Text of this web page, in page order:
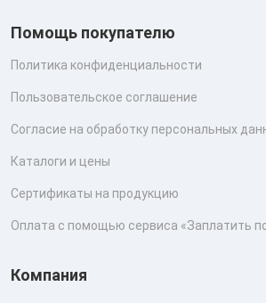
Помощь покупателю
Политика конфиденциальности
Пользовательское соглашение
Согласие на обработку персональных
Каталоги и цены
Сертификаты на продукцию
Оплата с помощью сервиса «Заплатить
Компания